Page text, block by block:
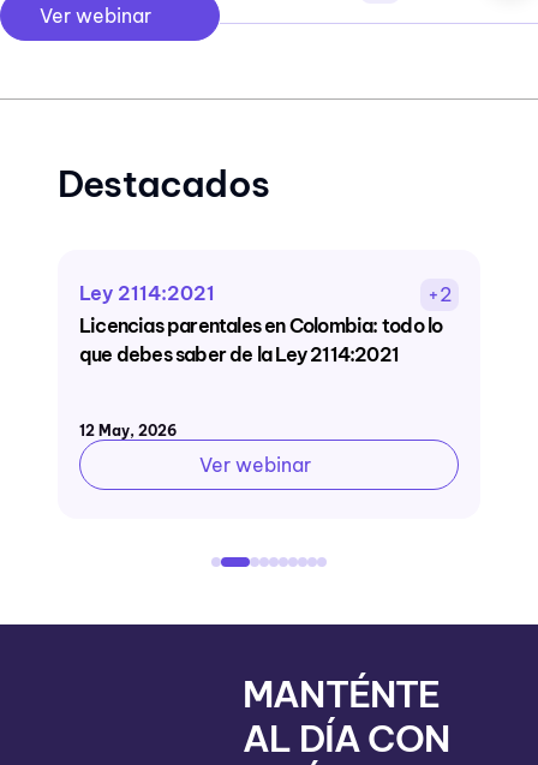
Ver webinar
Destacados
Ley 2114:2021
+2
Licencias parentales en Colombia: todo lo
que debes saber de la Ley 2114:2021
12 May, 2026
Ver webinar
MANTÉNTE
AL DÍA CON